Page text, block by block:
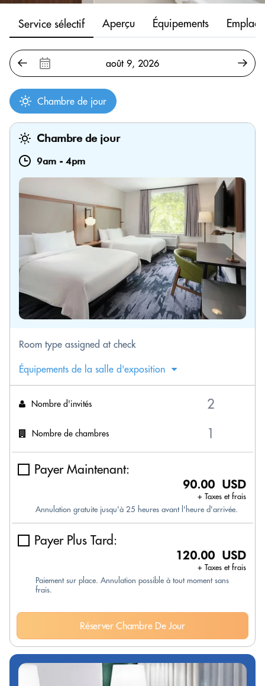
Service sélectif Aperçu Équipements
Chambre de jour
Chambre de jour
9am - 4pm
Room type assigned at check
Équipements de la salle d'exposition
Nombre d'invités
Nombre de chambres
Payer Maintenant:
90.00 USD
+ Taxes et frais
Annulation gratuite jusqu'à 25 heures avant l'heure d'arrivée.
Payer Plus Tard:
120.00 USD
+ Taxes et frais
Paiement sur place. Annulation possible à tout moment sans
frais.
Réserver Chambre De Jour